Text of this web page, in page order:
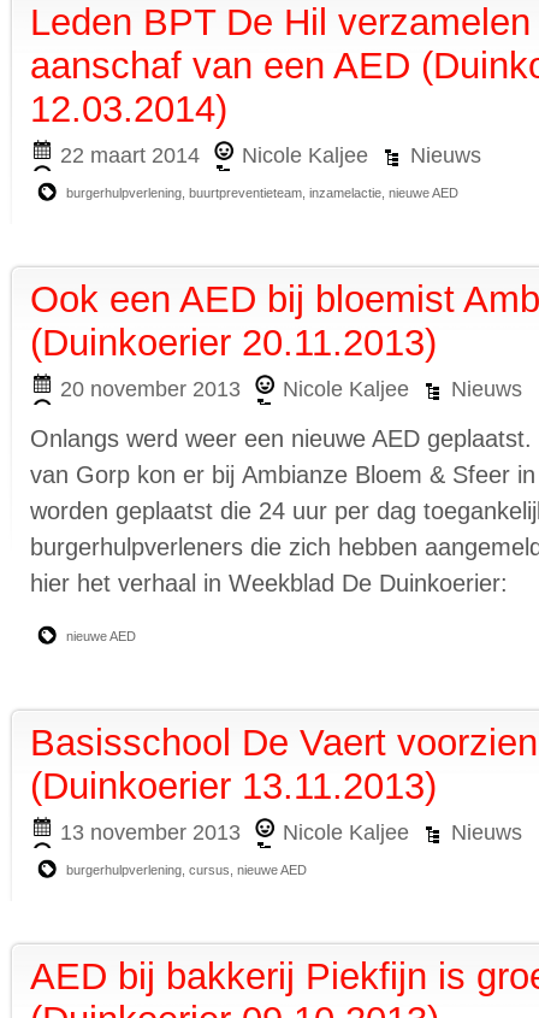
Leden BPT De Hil
aanschaf van een AED
12.03.2014)
22 maart 2014 Nicole Kaljee Nieuws
burgerhulpverlening buurtpreventieteam inzamelactie nieuwe AED
Ook een AED bij bloemist
(Duinkoerier 20.11.2013)
20 november 2013 Nicole Kaljee Nieuws
Onlangs werd weer een nieuwe AED
van Gorp kon er bij Ambianze Bloem & Sfeer
worden geplaatst die 24 uur per dag
burgerhulpverleners die zich hebben
hier het verhaal in Weekblad De Duinkoerier:
nieuwe AED
Basisschool De Vaert
(Duinkoerier 13.11.2013)
13 november 2013 Nicole Kaljee Nieuws
burgerhulpverlening cursus nieuwe AED
AED bij bakkerij Piekfijn is